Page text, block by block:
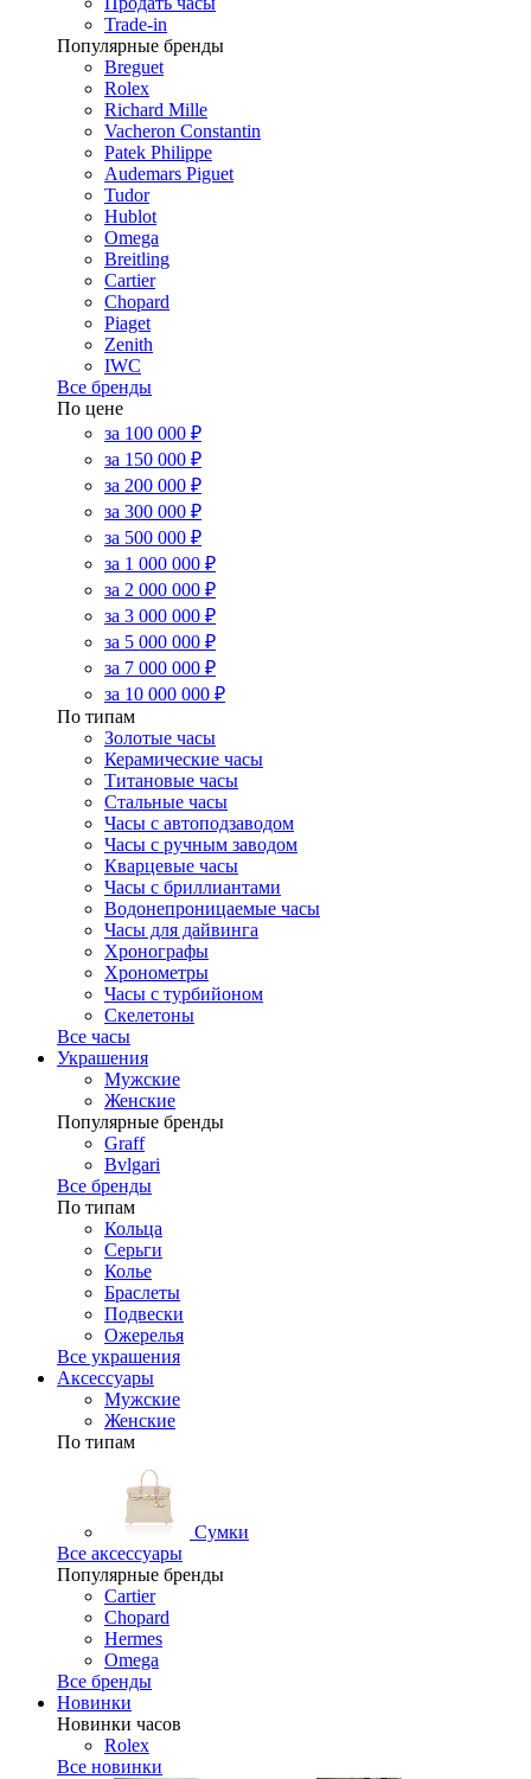
Trade-in
Популярные бренды
Breguet
Rolex
Richard Mille
Vacheron Constantin
Patek Philippe
Audemars Piguet
Tudor
Hublot
Omega
Breitling
Cartier
Chopard
Piaget
Zenith
IWC
Все бренды
По цене
за 100 000 ₽
за 150 000 ₽
за 200 000 ₽
за 300 000 ₽
за 500 000 ₽
за 1 000 000 ₽
за 2 000 000 ₽
за 3 000 000 ₽
за 5 000 000 ₽
за 7 000 000 ₽
за 10 000 000 ₽
По типам
Золотые часы
Керамические часы
Титановые часы
Стальные часы
Часы с автоподзаводом
Часы с ручным заводом
Кварцевые часы
Часы с бриллиантами
Водонепроницаемые часы
Часы для дайвинга
Хронографы
Хронометры
Часы с турбийоном
Скелетоны
Все часы
Украшения
Мужские
Женские
Популярные бренды
Graff
Bvlgari
Все бренды
По типам
Кольца
Серьги
Колье
Браслеты
Подвески
Ожерелья
Все украшения
Аксессуары
Мужские
Женские
По типам
Сумки
Все аксессуары
Популярные бренды
Cartier
Chopard
Hermes
Omega
Все бренды
Новинки
Новинки часов
Rolex
Все новинки